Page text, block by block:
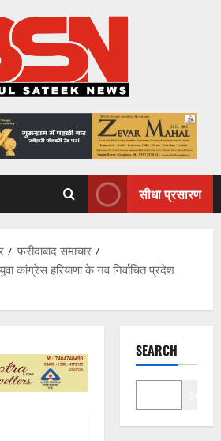
सीधा प्रसारण
फरीदाबाद समाचार
कांग्रेस हरियाणा के नव निर्वाचित प्रदेश
SEARCH